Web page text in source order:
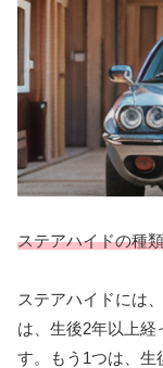
ステアハイドの種類
ステアハイドには
は、生後2年以上
す。もう1つは、生